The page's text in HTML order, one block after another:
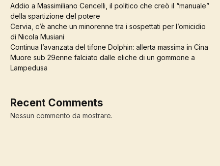
Addio a Massimiliano Cencelli, il politico che creò il “manuale”
della spartizione del potere
Cervia, c’è anche un minorenne tra i sospettati per l’omicidio
di Nicola Musiani
Continua l’avanzata del tifone Dolphin: allerta massima in Cina
Muore sub 29enne falciato dalle eliche di un gommone a
Lampedusa
Recent Comments
Nessun commento da mostrare.